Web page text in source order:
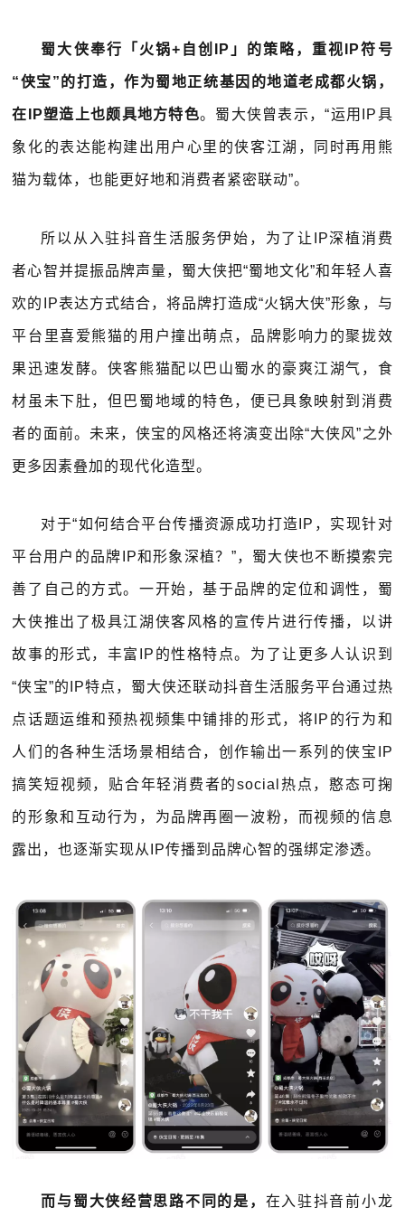
蜀大侠奉行「火锅+自创IP」的策略，重视IP符号
“侠宝”的打造，作为蜀地正统基因的地道老成都火锅，
在IP塑造上也颇具地方特色。蜀大侠曾表示，“运用IP具
象化的表达能构建出用户心里的侠客江湖，同时再用熊
猫为载体，也能更好地和消费者紧密联动”。
所以从入驻抖音生活服务伊始，为了让IP深植消费
者心智并提振品牌声量，蜀大侠把“蜀地文化”和年轻人喜
欢的IP表达方式结合，将品牌打造成“火锅大侠”形象，与
平台里喜爱熊猫的用户撞出萌点，品牌影响力的聚拢效
果迅速发酵。侠客熊猫配以巴山蜀水的豪爽江湖气，食
材虽未下肚，但巴蜀地域的特色，便已具象映射到消费
者的面前。未来，侠宝的风格还将演变出除“大侠风”之外
更多因素叠加的现代化造型。
对于“如何结合平台传播资源成功打造IP，实现针对
平台用户的品牌IP和形象深植？”，蜀大侠也不断摸索完
善了自己的方式。一开始，基于品牌的定位和调性，蜀
大侠推出了极具江湖侠客风格的宣传片进行传播，以讲
故事的形式，丰富IP的性格特点。为了让更多人认识到
“侠宝”的IP特点，蜀大侠还联动抖音生活服务平台通过热
点话题运维和预热视频集中铺排的形式，将IP的行为和
人们的各种生活场景相结合，创作输出一系列的侠宝IP
搞笑短视频，贴合年轻消费者的social热点，憨态可掬
的形象和互动行为，为品牌再圈一波粉，而视频的信息
露出，也逐渐实现从IP传播到品牌心智的强绑定渗透。
而与蜀大侠经营思路不同的是， 在入驻抖音前小龙